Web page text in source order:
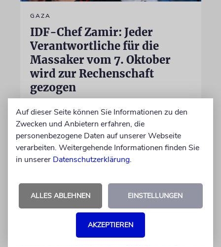
GAZA
IDF-Chef Zamir: Jeder
Verantwortliche für die
Massaker vom 7. Oktober
wird zur Rechenschaft
gezogen
»eine dauerhafte und fortlaufende Aufgabe,
die das Kommando mit großem Erfolg erfüllt«,
sagt der Generalstabschef
Auf dieser Seite können Sie Informationen zu den
Zwecken und Anbietern erfahren, die
personenbezogene Daten auf unserer Webseite
verarbeiten. Weitergehende Informationen finden Sie
in unserer Datenschutzerklärung.
ALLES ABLEHNEN EINSTELLUNGEN
AKZEPTIEREN